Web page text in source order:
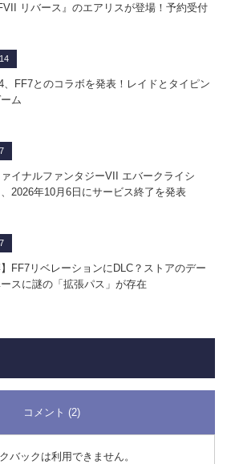
リバース』のエアリスが登場！予約受付
、FF7とのコラボを発表！レイドとタイピン
ム
ァイナルファンタジーVII エバークライシ
2026年10月6日にサービス終了を発表
】FF7リベレーションにDLC？ストアのデー
スに謎の「拡張パス」が存在
コメント (2)
バックは利用できません。